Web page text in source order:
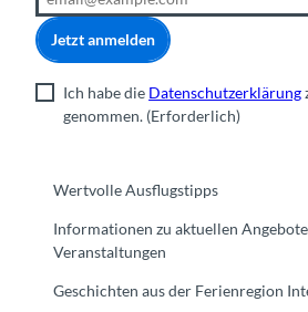
Jetzt anmelden
Ich habe die Datenschutzerklärung
genommen. (Erforderlich)
Wertvolle Ausflugstipps
Informationen zu aktuellen
Veranstaltungen
Geschichten aus der Ferienregion